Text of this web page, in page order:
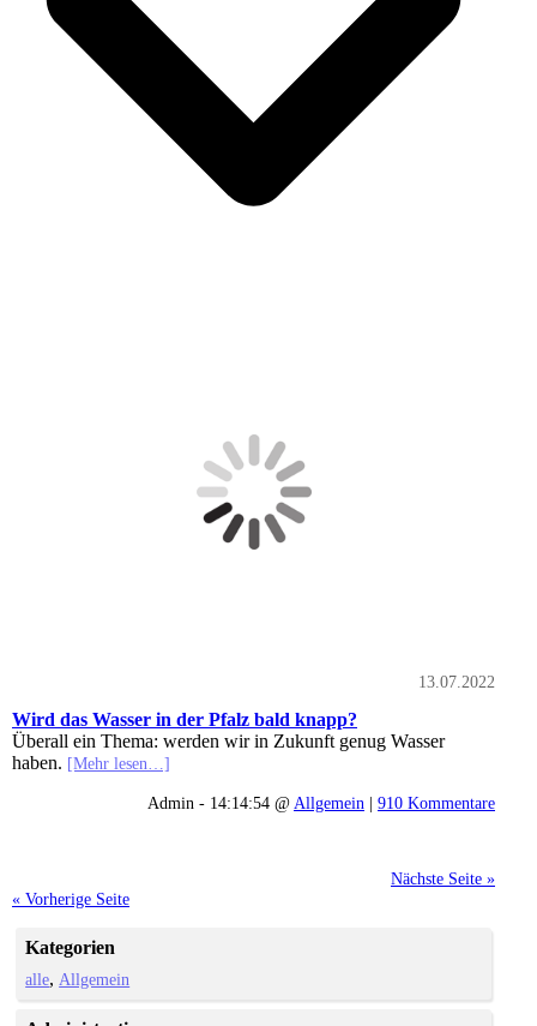
13.07.2022
Wird das Wasser in der Pfalz bald knapp?
Überall ein Thema: werden wir in Zukunft genug Wasser
haben. [Mehr lesen…]
Admin - 14:14:54 @ Allgemein | 910 Kommentare
Nächste Seite »
« Vorherige Seite
Kategorien
alle Allgemein